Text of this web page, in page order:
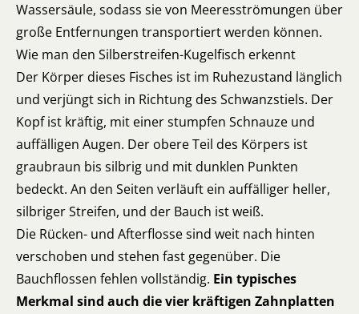
Wassersäule, sodass sie von Meeresströmungen über
große Entfernungen transportiert werden können.
Wie man den Silberstreifen-Kugelfisch erkennt
Der Körper dieses Fisches ist im Ruhezustand länglich
und verjüngt sich in Richtung des Schwanzstiels. Der
Kopf ist kräftig, mit einer stumpfen Schnauze und
auffälligen Augen. Der obere Teil des Körpers ist
graubraun bis silbrig und mit dunklen Punkten
bedeckt. An den Seiten verläuft ein auffälliger heller,
silbriger Streifen, und der Bauch ist weiß.
Die Rücken- und Afterflosse sind weit nach hinten
verschoben und stehen fast gegenüber. Die
Bauchflossen fehlen vollständig. Ein typisches
Merkmal sind auch die vier kräftigen Zahnplatten